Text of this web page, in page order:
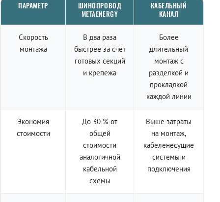
ПАРАМЕТР
ШИНОПРОВОД
METAENERGY
КАБЕЛЬНЫЙ
КАНАЛ
Скорость
монтажа
В два раза
быстрее за счёт
готовых секций
и крепежа
Более
длительный
монтаж с
разделкой и
прокладкой
каждой линии
Экономия
стоимости
До 30 % от
общей
стоимости
аналогичной
кабельной
схемы
Выше затраты
на монтаж,
кабеленесущие
системы и
подключения